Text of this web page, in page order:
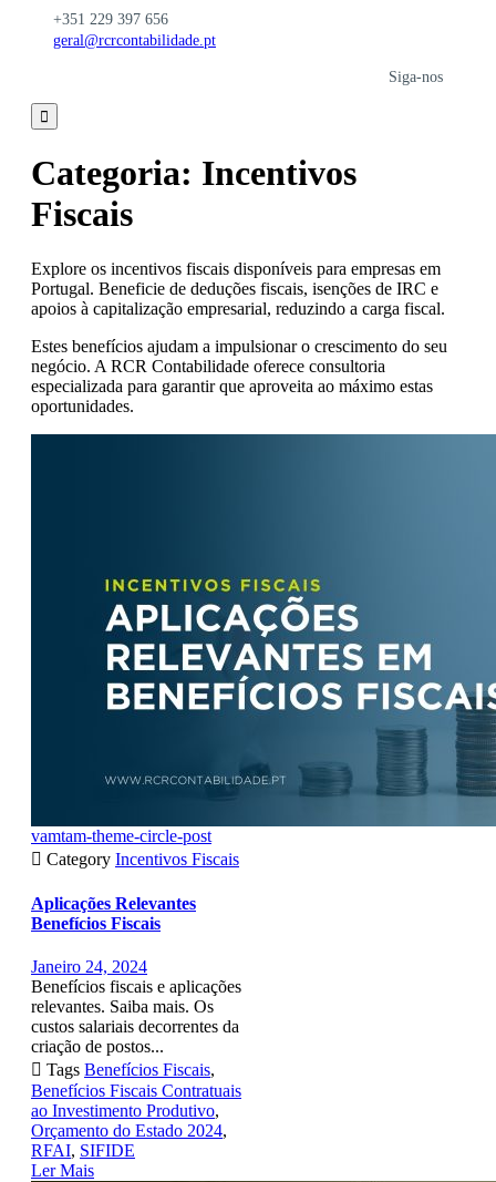
+351 229 397 656
geral@rcrcontabilidade.pt
Siga-nos

Categoria: Incentivos
Fiscais
Explore os incentivos fiscais disponíveis para empresas em
Portugal. Beneficie de deduções fiscais, isenções de IRC e
apoios à capitalização empresarial, reduzindo a carga fiscal.
Estes benefícios ajudam a impulsionar o crescimento do seu
negócio. A RCR Contabilidade oferece consultoria
especializada para garantir que aproveita ao máximo estas
oportunidades.
vamtam-theme-circle-post
 Category Incentivos Fiscais
Aplicações Relevantes
Benefícios Fiscais
Janeiro 24, 2024
Benefícios fiscais e aplicações
relevantes. Saiba mais. Os
custos salariais decorrentes da
criação de postos...
 Tags Benefícios Fiscais,
Benefícios Fiscais Contratuais
ao Investimento Produtivo,
Orçamento do Estado 2024,
RFAI, SIFIDE
Ler Mais